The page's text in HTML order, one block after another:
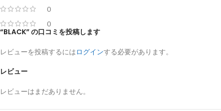
0
0
レビュー
レビューはまだありません。
“BLACK” の口コミを投稿します
レビューを投稿するにはログインする必要があります。